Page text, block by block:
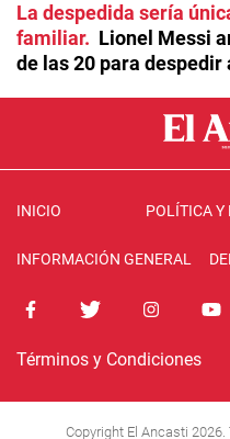
La despedida sería
familiar
Lionel Messi
de las 20 para despedir
INICIO POLÍTICA Y
INFORMACIÓN GENERAL
Términos y Condiciones
Copyright El Ancasti